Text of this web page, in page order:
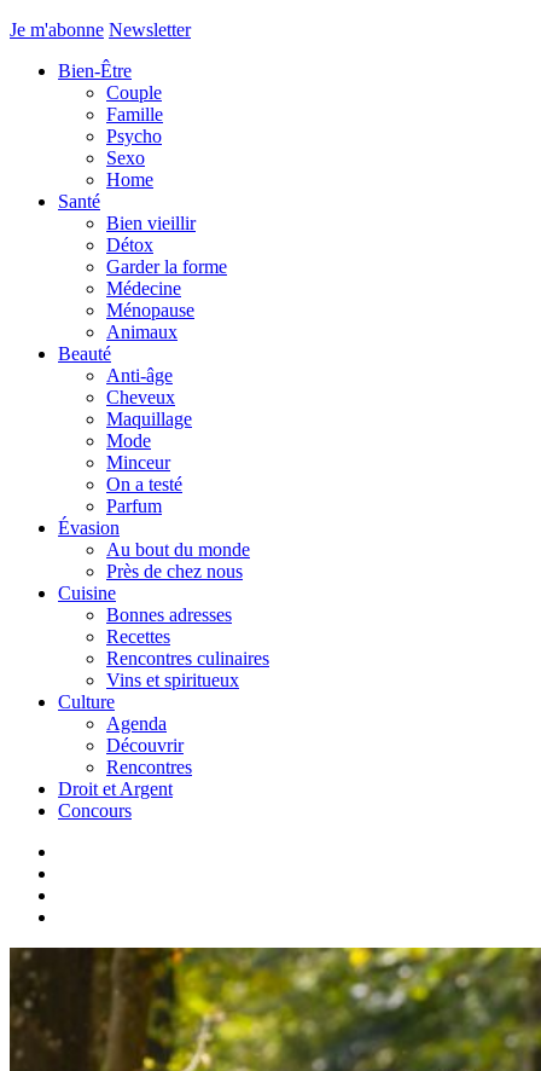
Je m'abonne Newsletter
Bien-Être
Couple
Famille
Psycho
Sexo
Home
Santé
Bien vieillir
Détox
Garder la forme
Médecine
Ménopause
Animaux
Beauté
Anti-âge
Cheveux
Maquillage
Mode
Minceur
On a testé
Parfum
Évasion
Au bout du monde
Près de chez nous
Cuisine
Bonnes adresses
Recettes
Rencontres culinaires
Vins et spiritueux
Culture
Agenda
Découvrir
Rencontres
Droit et Argent
Concours